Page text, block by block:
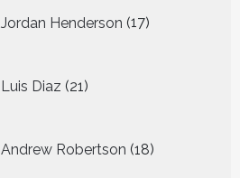
Jordan Henderson 17
producten
Luis Diaz 21
producten
Andrew Robertson 18
producten